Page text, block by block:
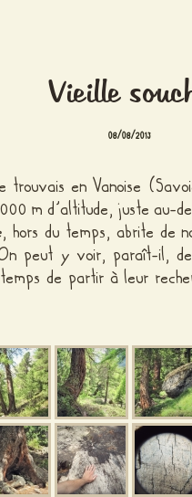
Vieille
08/08/2013
trouvais en Vanoise
m d’altitude, juste au-
, hors du temps, abrite de
peut y voir, paraît-il,
de partir à leur